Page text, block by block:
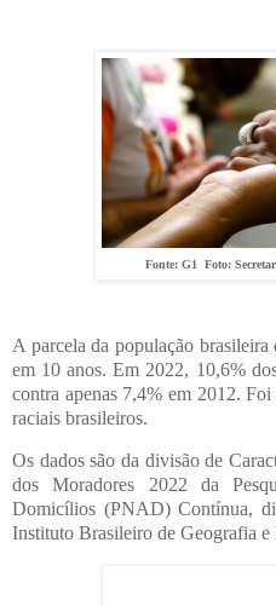
Fonte: G1 Foto:
A parcela da população
em 10 anos. Em 2022, 10,6%
contra apenas 7,4% em 2012.
raciais brasileiros.
Os dados são da divisão de
dos Moradores 2022 da
Domicílios (PNAD) Contínua,
Instituto Brasileiro de Geografia